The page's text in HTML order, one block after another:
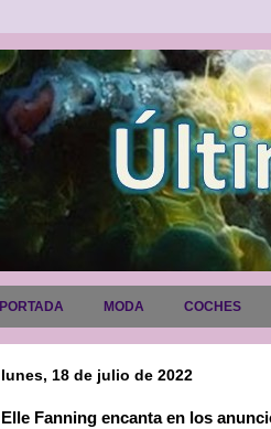
PORTADA MODA COCHES
lunes, 18 de julio de 2022
Elle Fanning encanta en los